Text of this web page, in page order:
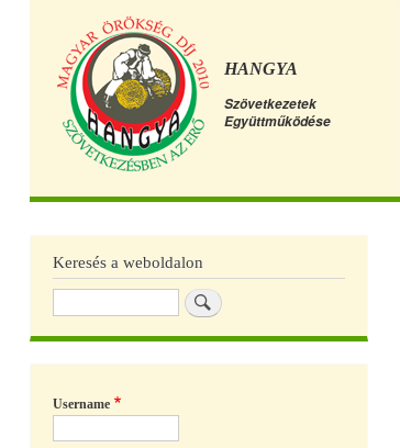
HANGYA
Szövetkezetek
Együttműködése
Főmenü
Keresés a weboldalon
Username